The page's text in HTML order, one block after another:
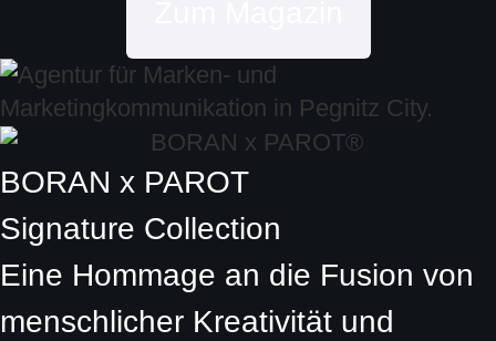
BORAN x PAROT
Signature Collection
Eine Hommage an die Fusion von
menschlicher Kreativität und